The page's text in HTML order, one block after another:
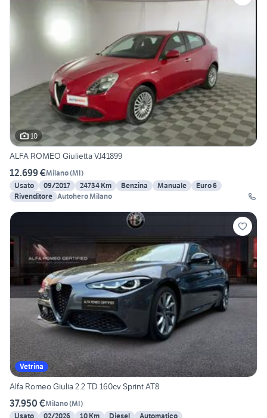
10
ALFA ROMEO Giulietta VJ41899
12.699 €Milano(MI)
Usato
09/2017 24734 Km Benzina Manuale
Euro 6
Rivenditore Autohero Milano
Vetrina
Alfa Romeo Giulia 2.2 TD 160cv Sprint AT8
37.950 €Milano(MI)
Usato
02/2026 10 Km Diesel
Automatico